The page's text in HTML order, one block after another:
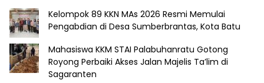
Kelompok 89 KKN MAs 2026 Resmi Memulai
Pengabdian di Desa Sumberbrantas, Kota Batu
Mahasiswa KKM STAI Palabuhanratu Gotong
Royong Perbaiki Akses Jalan Majelis Ta’lim di
Sagaranten